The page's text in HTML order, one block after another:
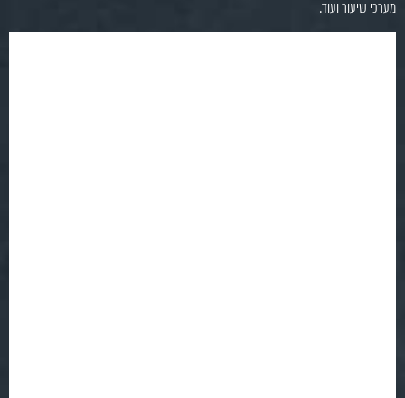
מערכי שיעור ועוד.